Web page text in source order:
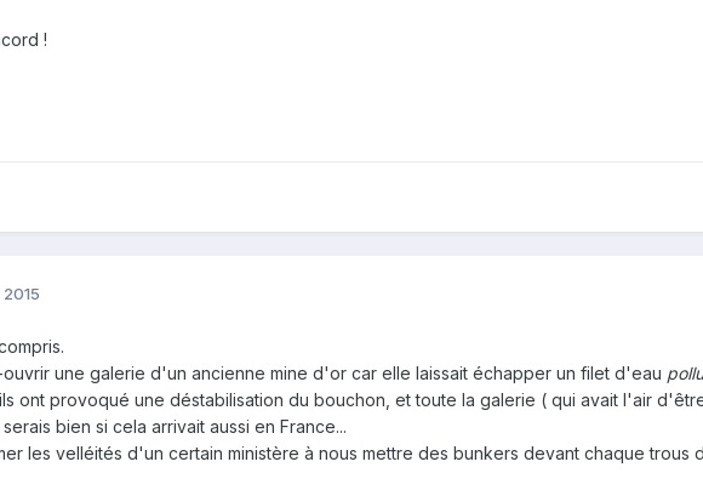
!
2015
une galerie d'un ancienne mine d'or car elle laissait échapper un filet d'eau
ont provoqué une déstabilisation du bouchon, et toute la galerie ( qui avait l'air
bien si cela arrivait aussi en France...
les velléités d'un certain ministère à nous mettre des bunkers devant chaque trous